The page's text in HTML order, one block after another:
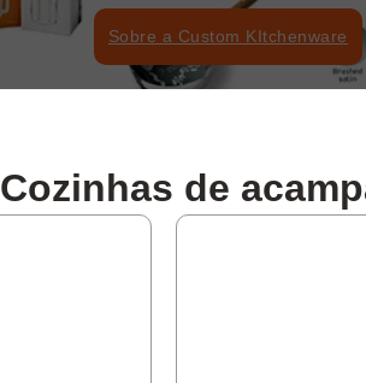
Sobre a Custom KItchenware
Cozinhas de